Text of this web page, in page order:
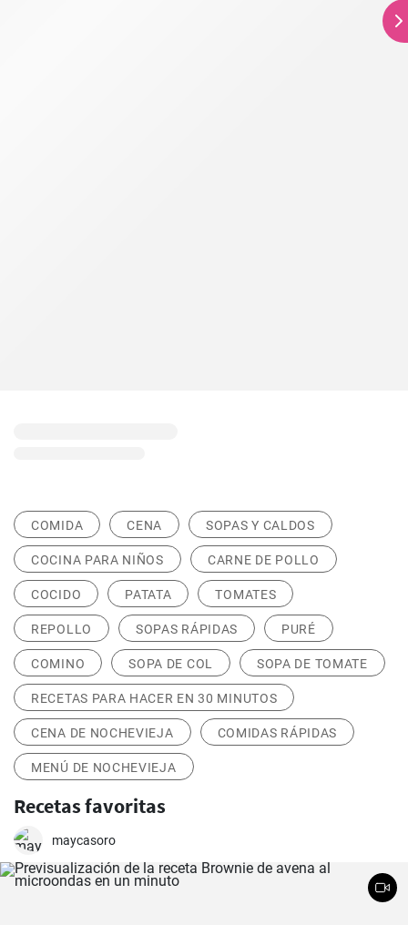
COMIDA CENA SOPAS Y CALDOS
COCINA PARA NIÑOS CARNE DE POLLO
COCIDO PATATA TOMATES
REPOLLO SOPAS RÁPIDAS PURÉ
COMINO SOPA DE COL SOPA DE TOMATE
RECETAS PARA HACER EN 30 MINUTOS
CENA DE NOCHEVIEJA COMIDAS RÁPIDAS
MENÚ DE NOCHEVIEJA
Recetas favoritas
maycasoro